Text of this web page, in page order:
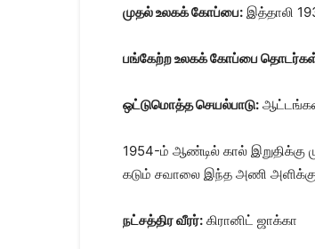
முதல் உலகக் கோப்பை: இத்தாலி
பங்கேற்ற உலகக் கோப்பை
ஒட்டுமொத்த செயல்பாடு:
1954-ம் ஆண்டில் கால்
கடும் சவாலை இந்த அணி
நட்சத்திர வீரர்: கிரானிட் ஜாக்கா